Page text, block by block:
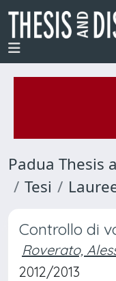
Padua Thesis
Tesi
Controllo di
Roverato,
2012/2013